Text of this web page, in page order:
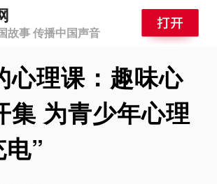
故事 传播中国声音
心理课：趣味心
集 为青少年心理
”